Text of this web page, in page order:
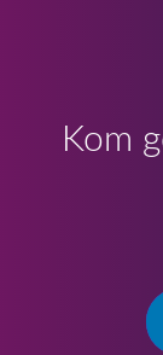
Kom